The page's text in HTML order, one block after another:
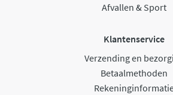
Afvallen & Sport
Klantenservice
Verzending en
Betaalmethoden